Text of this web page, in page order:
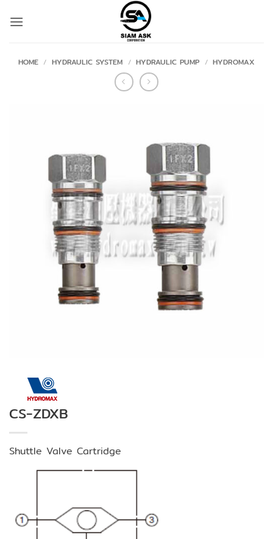
HOME / HYDRAULIC SYSTEM / HYDRAULIC PUMP / HYDROMAX
CS-ZDXB
Shuttle Valve Cartridge